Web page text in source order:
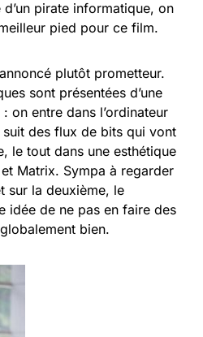
pirate informatique, on
pied pour ce film.
plutôt prometteur.
sont présentées d’une
on entre dans l’ordinateur
des flux de bits qui vont
le tout dans une esthétique
Matrix. Sympa à regarder
sur la deuxième, le
idée de ne pas en faire des
bien.